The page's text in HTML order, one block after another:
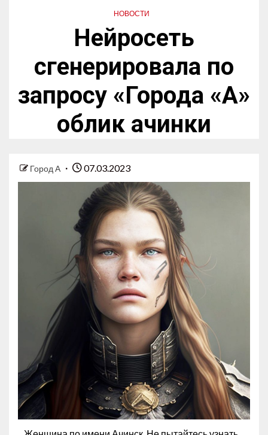
НОВОСТИ
Нейросеть
сгенерировала по
запросу «Города «А»
облик ачинки
Город А 07.03.2023